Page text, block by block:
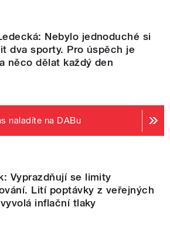
Nebylo jednoduché si
dva sporty. Pro úspěch je
něco dělat každý den
naladíte na DABu
Vyprazdňují se limity
Lití poptávky z veřejných
inflační tlaky